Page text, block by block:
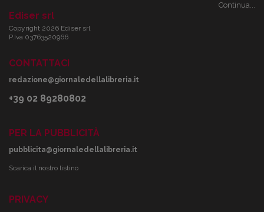
Continua...
Ediser srl
Copyright 2026 Ediser srl
P.Iva 03763520966
CONTATTACI
redazione@giornaledellalibreria.it
+39 02 89280802
PER LA PUBBLICITÀ
pubblicita@giornaledellalibreria.it
Scarica il nostro listino
PRIVACY